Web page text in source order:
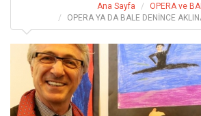
Ana Sayfa
OPERA ve
OPERA YA DA BALE DENİNCE